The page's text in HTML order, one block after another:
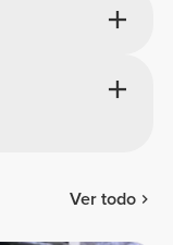
Ver todo